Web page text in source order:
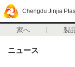
Chengdu Jinjia
家へ 製
ニュース